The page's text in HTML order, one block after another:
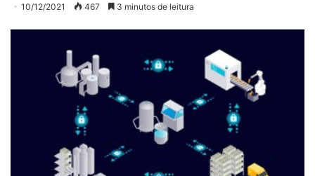
10/12/2021 467 3 minutos de leitura